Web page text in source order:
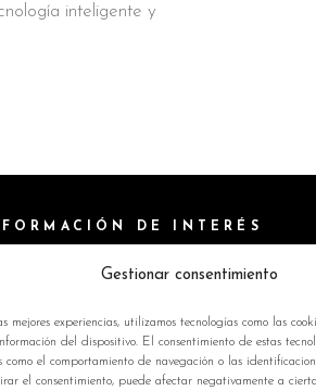
Gestionar consentimiento
mejores experiencias, utilizamos tecnologías como las
del dispositivo. El consentimiento de estas
como el comportamiento de navegación o las
el consentimiento, puede afectar negativamente a
inteligente y
DE INTERÉS
de Cookies
de privacidad